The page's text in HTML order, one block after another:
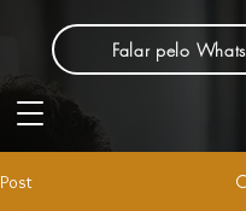
Falar pelo
Post